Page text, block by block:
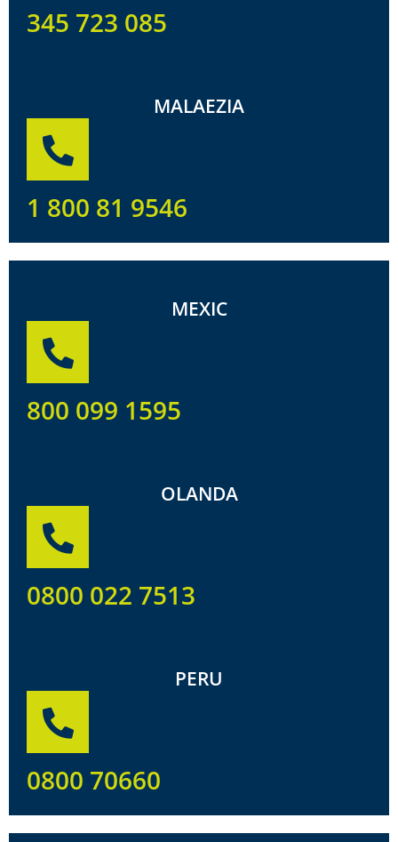
345 723 085
MALAEZIA
1 800 81 9546
MEXIC
800 099 1595
OLANDA
0800 022 7513
PERU
0800 70660